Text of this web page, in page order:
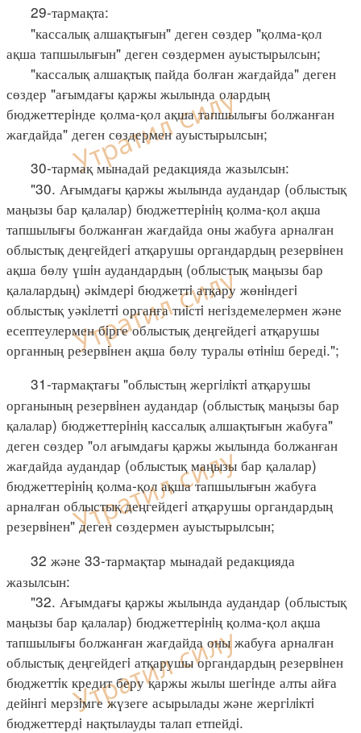
29-тармақта:
"кассалық алшақтығын" деген сөздер "қолма-қол
ақша тапшылығын" деген сөздермен ауыстырылсын;
"кассалық алшақтық пайда болған жағдайда" деген
сөздер "ағымдағы қаржы жылында олардың
бюджеттерiнде қолма-қол ақша тапшылығы болжанған
жағдайда" деген сөздермен ауыстырылсын;
30-тармақ мынадай редакцияда жазылсын:
"30. Ағымдағы қаржы жылында аудандар (облыстық
маңызы бар қалалар) бюджеттерiнiң қолма-қол ақша
тапшылығы болжанған жағдайда оны жабуға арналған
облыстық деңгейдегi атқарушы органдардың резервiнен
ақша бөлу үшiн аудандардың (облыстық маңызы бар
қалалардың) әкiмдерi бюджеттi атқару жөнiндегi
облыстық уәкiлеттi органға тиiстi негiздемелермен және
есептеулермен бiрге облыстық деңгейдегi атқарушы
органның резервiнен ақша бөлу туралы өтiнiш бередi.";
31-тармақтағы "облыстың жергiлiктi атқарушы
органының резервiнен аудандар (облыстық маңызы бар
қалалар) бюджеттерiнiң кассалық алшақтығын жабуға"
деген сөздер "ол ағымдағы қаржы жылында болжанған
жағдайда аудандар (облыстық маңызы бар қалалар)
бюджеттерiнiң қолма-қол ақша тапшылығын жабуға
арналған облыстық деңгейдегi атқарушы органдардың
резервiнен" деген сөздермен ауыстырылсын;
32 және 33-тармақтар мынадай редакцияда
жазылсын:
"32. Ағымдағы қаржы жылында аудандар (облыстық
маңызы бар қалалар) бюджеттерiнiң қолма-қол ақша
тапшылығы болжанған жағдайда оны жабуға арналған
облыстық деңгейдегi атқарушы органдардың резервiнен
бюджеттiк кредит беру қаржы жылы шегiнде алты айға
дейiнгi мерзiмге жүзеге асырылады және жергiлiктi
бюджеттердi нақтылауды талап етпейдi.